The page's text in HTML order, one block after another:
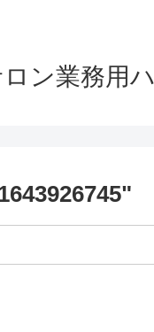
ン業務用